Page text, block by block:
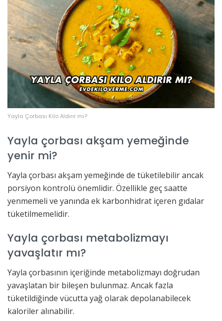
Yayla Çorbası Kilo Aldırır mı?
Yayla çorbası akşam yemeğinde
yenir mi?
Yayla çorbası akşam yemeğinde de tüketilebilir ancak
porsiyon kontrolü önemlidir. Özellikle geç saatte
yenmemeli ve yanında ek karbonhidrat içeren gıdalar
tüketilmemelidir.
Yayla çorbası metabolizmayı
yavaşlatır mı?
Yayla çorbasının içeriğinde metabolizmayı doğrudan
yavaşlatan bir bileşen bulunmaz. Ancak fazla
tüketildiğinde vücutta yağ olarak depolanabilecek
kaloriler alınabilir.